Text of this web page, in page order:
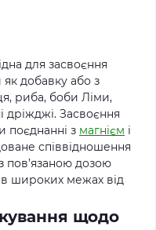
для засвоєння
добавку або з
риба, боби Ліми,
дріжджі. Засвоєння
поєднанні з магнієм і
співвідношення
пов’язаною дозою
в широких межах від
щодо